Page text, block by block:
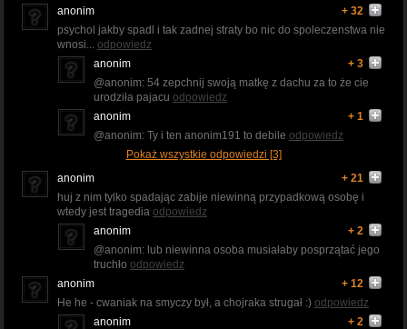
anonim
+ 32
psychol jakby spadl i tak zadnej straty bo nic do spoleczenstwa nie
wnosi... odpowiedz
anonim
+ 3
@anonim: 54 zepchnij swoją matkę z dachu za to że cie
urodziła pajacu odpowiedz
anonim
+ 1
@anonim: Ty i ten anonim191 to debile odpowiedz
Pokaż wszystkie odpowiedzi [3]
anonim
+ 21
huj z nim tylko spadając zabije niewinną przypadkową osobę i
wtedy jest tragedia odpowiedz
anonim
+ 2
@anonim: lub niewinna osoba musiałaby posprzątać jego
truchło odpowiedz
anonim
+ 12
He he - cwaniak na smyczy był, a chojraka strugał :) odpowiedz
anonim
+ 2